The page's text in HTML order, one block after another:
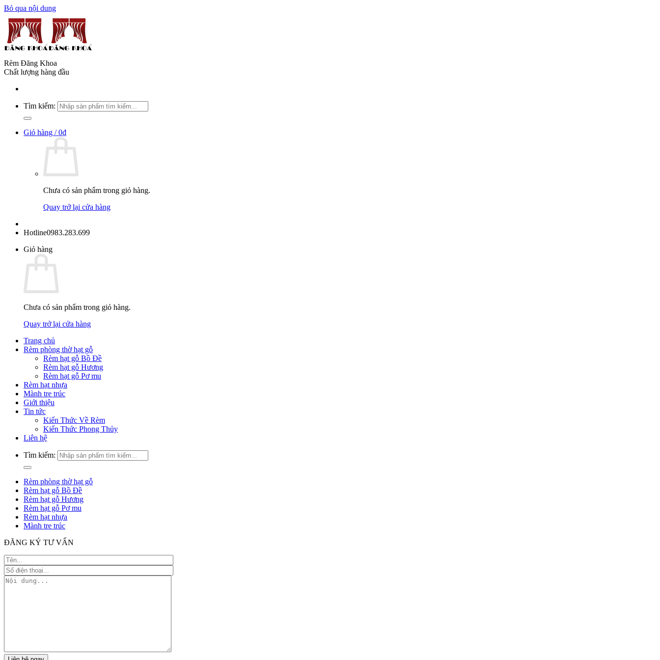
Bỏ qua nội dung
Rèm Đăng Khoa
Chất lượng hàng đầu
Tìm kiếm:
Giỏ hàng /0₫
Chưa có sản phẩm trong giỏ hàng.
Quay trở lại cửa hàng
Hotline0983.283.699
Giỏ hàng
Chưa có sản phẩm trong giỏ hàng.
Quay trở lại cửa hàng
Trang chủ
Rèm phòng thờ hạt gỗ
Rèm hạt gỗ Bồ Đề
Rèm hạt gỗ Hương
Rèm hạt gỗ Pơ mu
Rèm hạt nhựa
Mành tre trúc
Giới thiệu
Tin tức
Kiến Thức Về Rèm
Kiến Thức Phong Thủy
Liên hệ
Tìm kiếm:
Rèm phòng thờ hạt gỗ
Rèm hạt gỗ Bồ Đề
Rèm hạt gỗ Hương
Rèm hạt gỗ Pơ mu
Rèm hạt nhựa
Mành tre trúc
ĐĂNG KÝ TƯ VẤN